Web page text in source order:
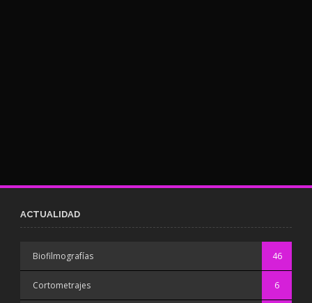
ACTUALIDAD
Biofilmografías 46
Cortometrajes 6